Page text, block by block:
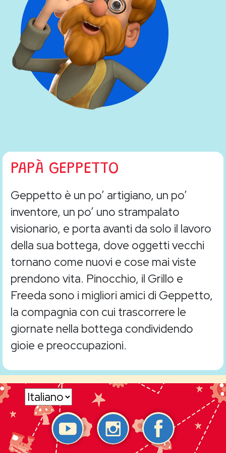
PAPÀ GEPPETTO
Geppetto è un po’ artigiano, un po’
inventore, un po’ uno strampalato
visionario, e porta avanti da solo il lavoro
della sua bottega, dove oggetti vecchi
tornano come nuovi e cose mai viste
prendono vita. Pinocchio, il Grillo e
Freeda sono i migliori amici di Geppetto,
la compagnia con cui trascorrere le
giornate nella bottega condividendo
gioie e preoccupazioni.